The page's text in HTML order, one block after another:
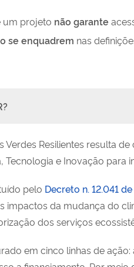
um projeto não garante
se enquadrem nas
Verdes Resilientes resulta
Tecnologia e Inovação
pelo Decreto n. 12.041
impactos da mudança do
dos serviços
em cinco linhas de